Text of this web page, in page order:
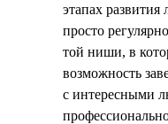
этапах
просто
той ниши, в
возможность
с интересными